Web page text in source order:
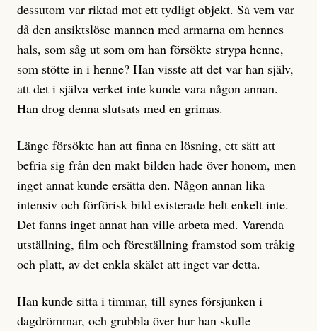
dessutom var riktad mot ett tydligt objekt. Så vem var
då den ansiktslöse mannen med armarna om hennes
hals, som såg ut som om han försökte strypa henne,
som stötte in i henne? Han visste att det var han själv,
att det i själva verket inte kunde vara någon annan.
Han drog denna slutsats med en grimas.
Länge försökte han att finna en lösning, ett sätt att
befria sig från den makt bilden hade över honom, men
inget annat kunde ersätta den. Någon annan lika
intensiv och förförisk bild existerade helt enkelt inte.
Det fanns inget annat han ville arbeta med. Varenda
utställning, film och föreställning framstod som tråkig
och platt, av det enkla skälet att inget var detta.
Han kunde sitta i timmar, till synes försjunken i
dagdrömmar, och grubbla över hur han skulle